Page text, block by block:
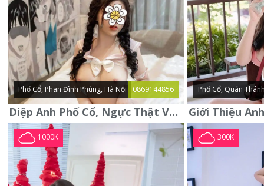
Phố Cổ, Phan Đình Phùng, Hà Nội 0869144856
Diệp Anh Phố Cổ, Ngực Thật Vú To Thơm Tho Quyến Rũ
Phố Cổ, Quán
1000K 300K